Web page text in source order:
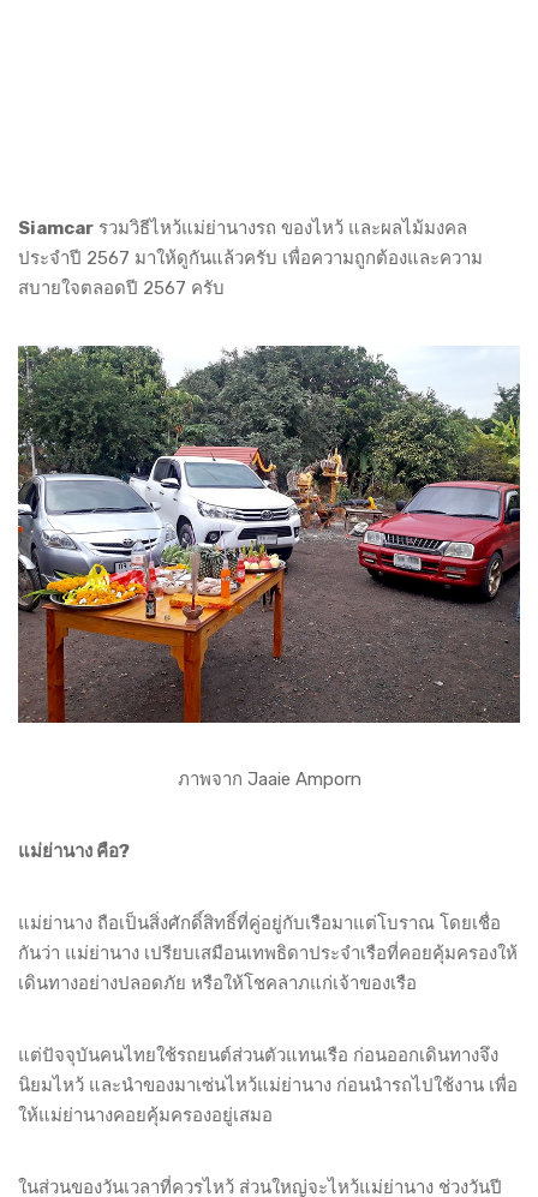
Siamcar รวมวิธีไหว้แม่ย่านางรถ ของไหว้ และผลไม้มงคล
ประจำปี 2567 มาให้ดูกันแล้วครับ เพื่อความถูกต้องและความ
สบายใจตลอดปี 2567 ครับ
ภาพจาก Jaaie Amporn
แม่ย่านาง คือ?
แม่ย่านาง ถือเป็นสิ่งศักดิ์สิทธิ์ที่คู่อยู่กับเรือมาแต่โบราณ โดยเชื่อ
กันว่า แม่ย่านาง เปรียบเสมือนเทพธิดาประจำเรือที่คอยคุ้มครองให้
เดินทางอย่างปลอดภัย หรือให้โชคลาภแก่เจ้าของเรือ
แต่ปัจจุบันคนไทยใช้รถยนต์ส่วนตัวแทนเรือ ก่อนออกเดินทางจึง
นิยมไหว้ และนำของมาเซ่นไหว้แม่ย่านาง ก่อนนำรถไปใช้งาน เพื่อ
ให้แม่ย่านางคอยคุ้มครองอยู่เสมอ
ในส่วนของวันเวลาที่ควรไหว้ ส่วนใหญ่จะไหว้แม่ย่านาง ช่วงวันปี